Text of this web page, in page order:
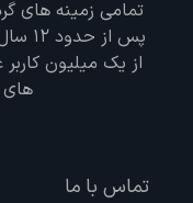
پس
از یک میلیون
تماس با ما